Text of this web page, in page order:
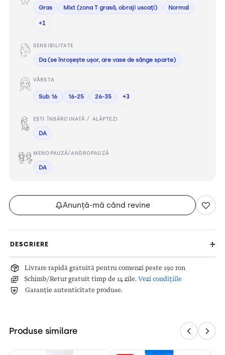
Gras Mixt (zona T grasă, obraji uscați) Normal
+1
SENSIBILITATE
Da (se înroșește ușor, are vase de sânge sparte)
VÂRSTA
Sub 16 16-25 26-35 +3
EȘTI ÎNSĂRCINATĂ / ALĂPTEZI
DA
MENOPAUZĂ/ANDROPAUZĂ
DA
Anunță-mă când revine
DESCRIERE
Livrare rapidă gratuită pentru comenzi peste 190 ron
Schimb/Retur gratuit timp de 14 zile. Vezi condițiile
Garanție autenticitate produse.
Produse similare